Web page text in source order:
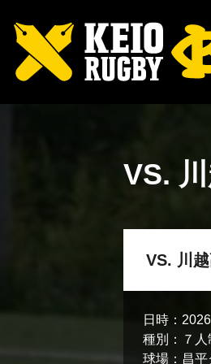
VS.
VS. 川
日時：
種別：
７
球場： 昌平